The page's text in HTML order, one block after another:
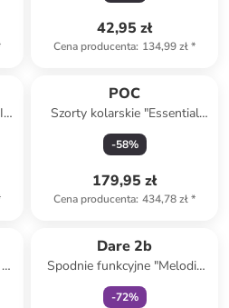
42,95 zł
Cena producenta: 134,99 zł*
POC
Szorty kolarskie "Essential
MTB" w kolorze czarnym
-58%
179,95 zł
Cena producenta: 434,78 zł*
Dare 2b
Spodnie funkcyjne "Melodic
Pro" w kolorze czarnym
-72%